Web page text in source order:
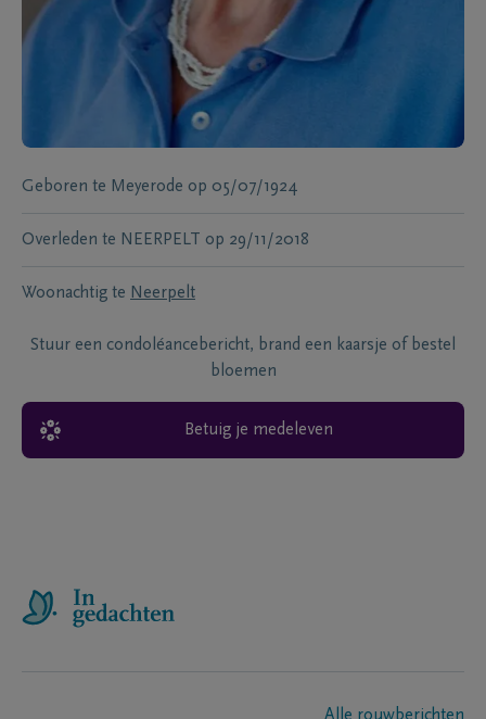
Geboren te Meyerode op 05/07/1924
Overleden te NEERPELT op 29/11/2018
Woonachtig te Neerpelt
Stuur een condoléancebericht, brand een kaarsje of bestel
bloemen
Betuig je medeleven
Alle rouwberichten